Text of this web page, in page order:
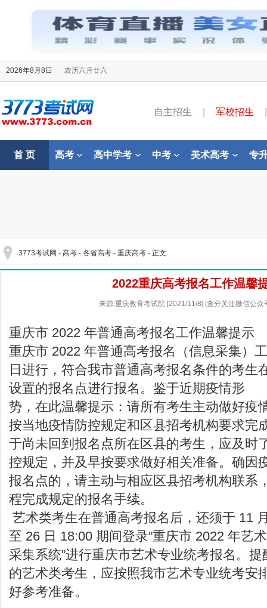
2026年8月8日 农历六月廿六
自主招生 军校招生
首 页 高考 高中学考 中考 美术高考 专
3773考试网 - 高考 - 各省高考 - 重庆高考 - 正文
2022重庆高考报名工作温馨
来源:重庆教育考试院 [2021/11/8] [查分关注微信公众
重庆市 2022 年普通高考报名工作温馨提示
重庆市 2022 年普通高考报名（信息采集）
日进行，符合我市普通高考报名条件的考生
设置的报名点进行报名。鉴于近期疫情形
势，在此温馨提示：请所有考生主动做好疫
按当地疫情防控规定和区县招考机构要求完
于尚未回到报名点所在区县的考生，应及时
控规定，并及早按要求做好相关准备。确因
报名点的，请主动与相应区县招考机构联系
程完成规定的报名手续。
艺术类考生在普通高考报名后，还须于 11
至 26 日 18:00 期间登录“重庆市 2022 年艺
采集系统”进行重庆市艺术专业统考报名。
的艺术类考生，应按照我市艺术专业统考安
好参考准备。